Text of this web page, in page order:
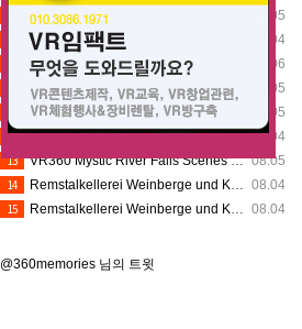
08.05
VR360 Stately Stroll after the drone show 8K (8-1-2026) - Silver Dollar City (Insta360 X5)
08.04
[VR360] 2026 一宮町納涼花火大会 総集編
08.06
Spider-Man from a fly&#39;s perspective VR360
08.05
VR360 Mystic River Falls Scenes 8K (8-1-2026) - Silver Dollar City (Insta360 X5)
08.05
VR360 Stately Stroll after the drone show 8K (8-1-2026) - Silver Dollar City (Insta360 X5)
08.04
12
[VR360] 2026 一宮町納涼花火大会 総集編
08.05
13
VR360 Mystic River Falls Scenes 8K (8-1-2026) - Silver Dollar City (Insta360 X5)
08.04
14
Remstalkellerei Weinberge und Kelter VR360
08.04
15 Remstalkellerei Weinberge und Kelter VR360
@360memories 님의 트윗